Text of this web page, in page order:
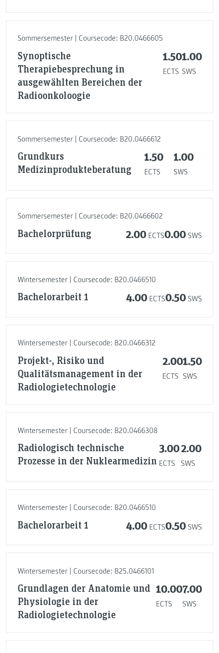
Sommersemester | Coursecode: B20.0466605
Synoptische
Therapiebesprechung in
ausgewählten Bereichen der
Radioonkoloogie
1.50
ECTS
1.00
SWS
Sommersemester | Coursecode: B20.0466612
Grundkurs
Medizinprodukteberatung
1.50
ECTS
1.00
SWS
Sommersemester | Coursecode: B20.0466602
Bachelorprüfung 2.00 ECTS0.00 SWS
Wintersemester | Coursecode: B20.0466510
Bachelorarbeit 1 4.00 ECTS0.50 SWS
Wintersemester | Coursecode: B20.0466312
Projekt-, Risiko und
Qualitätsmanagement in der
Radiologietechnologie
2.00
ECTS
1.50
SWS
Wintersemester | Coursecode: B20.0466308
Radiologisch technische
Prozesse in der Nuklearmedizin
3.00
ECTS
2.00
SWS
Wintersemester | Coursecode: B20.0466510
Bachelorarbeit 1 4.00 ECTS0.50 SWS
Wintersemester | Coursecode: B25.0466101
Grundlagen der Anatomie und
Physiologie in der
Radiologietechnologie
10.00
ECTS
7.00
SWS